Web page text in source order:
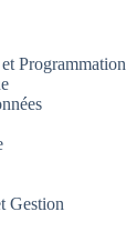
Programmation
Gestion